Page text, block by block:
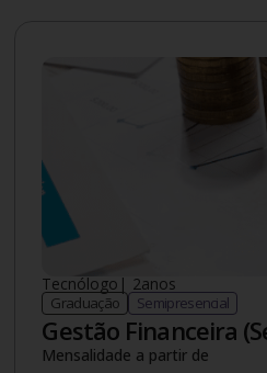
Tecnólogo | 2anos
Graduação Semipresencial
Gestão Financeira
Mensalidade a partir de